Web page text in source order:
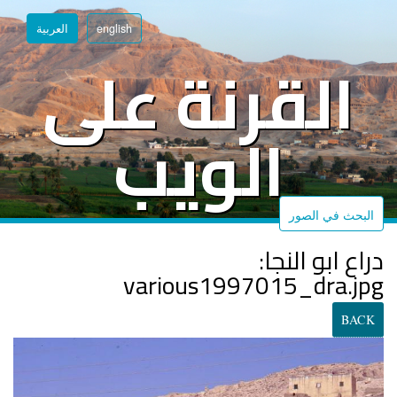
المحتوى
الرئيسي
english العربية
القرنة على
الويب البحث في الصور
دراع ابو النجا:
various1997015_dra.jpg
BACK